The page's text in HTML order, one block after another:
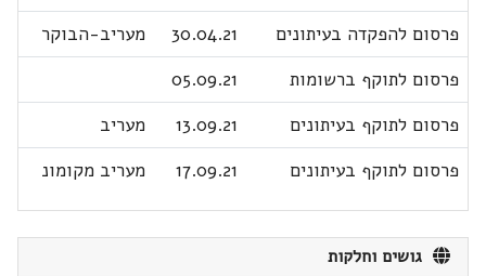
פרסום להפקדה בעיתונים
30.04.21
מעריב-הבוקר
פרסום לתוקף ברשומות
05.09.21
פרסום לתוקף בעיתונים
13.09.21
מעריב
פרסום לתוקף בעיתונים
17.09.21 מעריב מקומונ
גושים וחלקות